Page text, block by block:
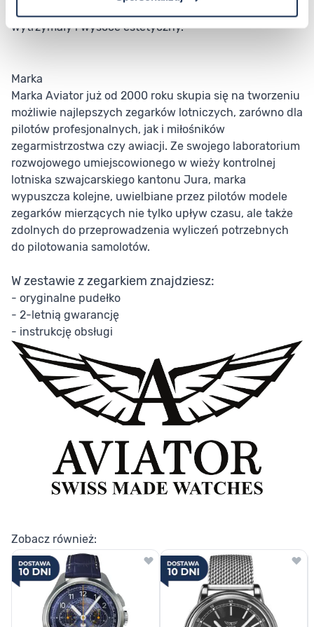
wytrzymały i wysoce estetyczny.
Marka
Marka Aviator już od 2000 roku skupia się na tworzeniu
możliwie najlepszych zegarków lotniczych, zarówno dla
pilotów profesjonalnych, jak i miłośników
zegarmistrzostwa czy awiacji. Ze swojego laboratorium
rozwojowego umiejscowionego w wieży kontrolnej
lotniska szwajcarskiego kantonu Jura, marka
wypuszcza kolejne, uwielbiane przez pilotów modele
zegarków mierzących nie tylko upływ czasu, ale także
zdolnych do przeprowadzenia wyliczeń potrzebnych
do pilotowania samolotów.
W zestawie z zegarkiem znajdziesz:
- oryginalne pudełko
- 2-letnią gwarancję
- instrukcję obsługi
Zobacz również: